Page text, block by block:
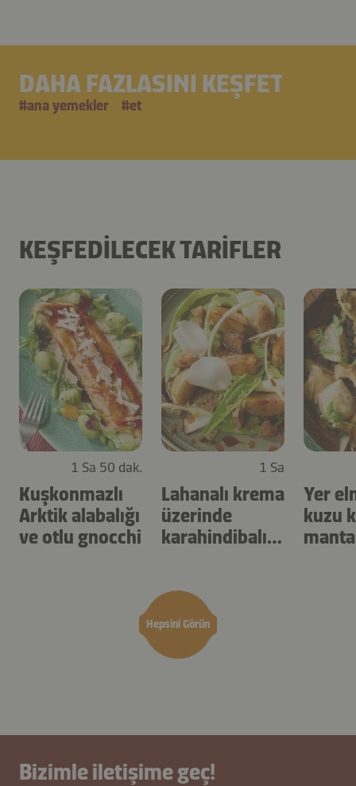
DAHA FAZLASINI KEŞFET
#ana yemekler #et
KEŞFEDILECEK TARIFLER
Hepsini Görün
1 Sa 50 dak.
Kuşkonmazlı
Arktik alabalığı
ve otlu gnocchi
1 Sa
Lahanalı krema
üzerinde
karahindibalı
Yer
kuzu
Bizimle iletişime geç!